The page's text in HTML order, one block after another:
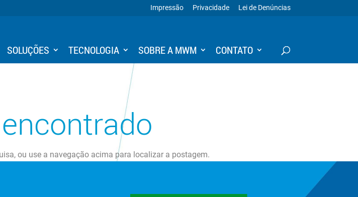
Impressão Privacidade Lei de Denúncias
SOLUÇÕES TECNOLOGIA SOBRE A MWM CONTATO
ou use a navegação acima para localizar a postagem.